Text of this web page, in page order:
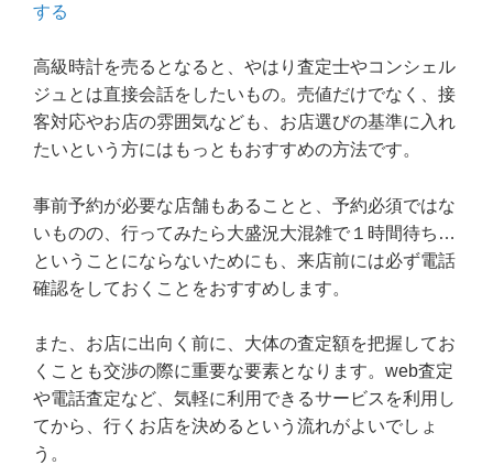
する
高級時計を売るとなると、やはり査定士やコンシェル
ジュとは直接会話をしたいもの。売値だけでなく、接
客対応やお店の雰囲気なども、お店選びの基準に入れ
たいという方にはもっともおすすめの方法です。
事前予約が必要な店舗もあることと、予約必須ではな
いものの、行ってみたら大盛況大混雑で１時間待ち…
ということにならないためにも、来店前には必ず電話
確認をしておくことをおすすめします。
また、お店に出向く前に、大体の査定額を把握してお
くことも交渉の際に重要な要素となります。web査定
や電話査定など、気軽に利用できるサービスを利用し
てから、行くお店を決めるという流れがよいでしょ
う。